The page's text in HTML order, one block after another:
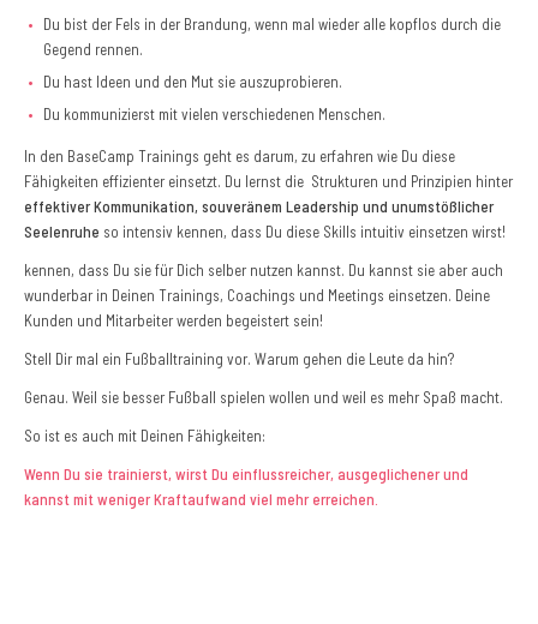
Du bist der Fels in der Brandung, wenn mal wieder alle kopflos durch die
Gegend rennen.
Du hast Ideen und den Mut sie auszuprobieren.
Du kommunizierst mit vielen verschiedenen Menschen.
In den BaseCamp Trainings geht es darum, zu erfahren wie Du diese
Fähigkeiten effizienter einsetzt. Du lernst die Strukturen und Prinzipien hinter
effektiver Kommunikation, souveränem Leadership und unumstößlicher
Seelenruhe so intensiv kennen, dass Du diese Skills intuitiv einsetzen wirst!
kennen, dass Du sie für Dich selber nutzen kannst. Du kannst sie aber auch
wunderbar in Deinen Trainings, Coachings und Meetings einsetzen. Deine
Kunden und Mitarbeiter werden begeistert sein!
Stell Dir mal ein Fußballtraining vor. Warum gehen die Leute da hin?
Genau. Weil sie besser Fußball spielen wollen und weil es mehr Spaß macht.
So ist es auch mit Deinen Fähigkeiten:
Wenn Du sie trainierst, wirst Du einflussreicher, ausgeglichener und
kannst mit weniger Kraftaufwand viel mehr erreichen.